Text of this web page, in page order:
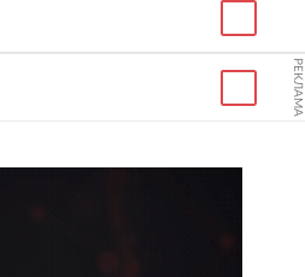
РЕКЛАМА